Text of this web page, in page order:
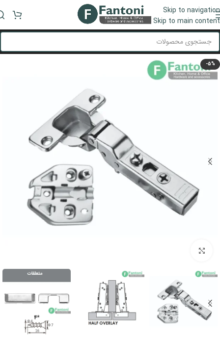
Skip to navigation
Skip to main content
منو
-5%